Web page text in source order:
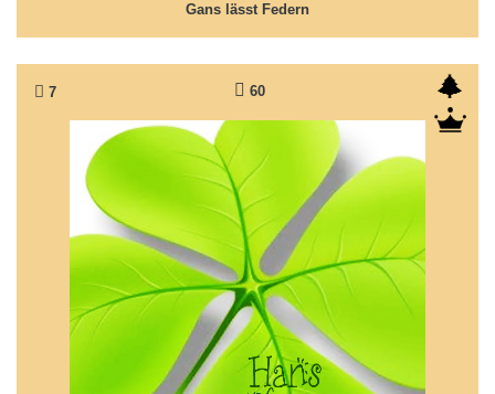
Gans lässt Federn
7 60
Hans im Märchen
Märchen nach Grimms 'Hans im Glück'